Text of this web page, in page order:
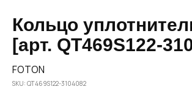
Кольцо
[арт. QT469S122-
FOTON
SKU: QT469S122-3104082